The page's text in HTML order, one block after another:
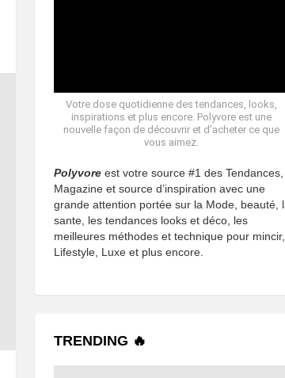
Votre dose quotidienne des tendances, looks,
inspirations et plus encore. Polyvore est une
nouvelle façon de découvrir et d’acheter ce que
vous aimez.
Polyvore est votre source #1 des Tendances,
Magazine et source d’inspiration avec une
grande attention portée sur la Mode, beauté,
sante, les tendances looks et déco, les
meilleures méthodes et technique pour mincir,
Lifestyle, Luxe et plus encore.
TRENDING 🔥